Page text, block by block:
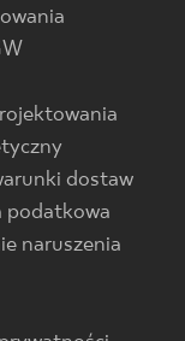
dostaw
podatkowa
naruszenia